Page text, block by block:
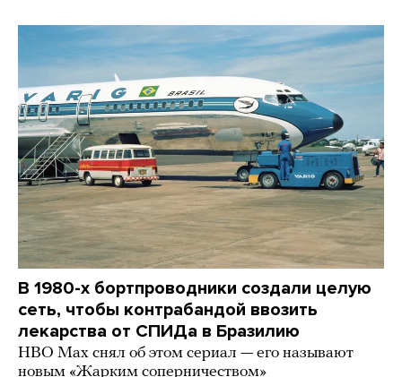
В 1980-х бортпроводники создали целую
сеть, чтобы контрабандой ввозить
лекарства от СПИДа в Бразилию
HBO Max снял об этом сериал — его называют
новым «Жарким соперничеством»